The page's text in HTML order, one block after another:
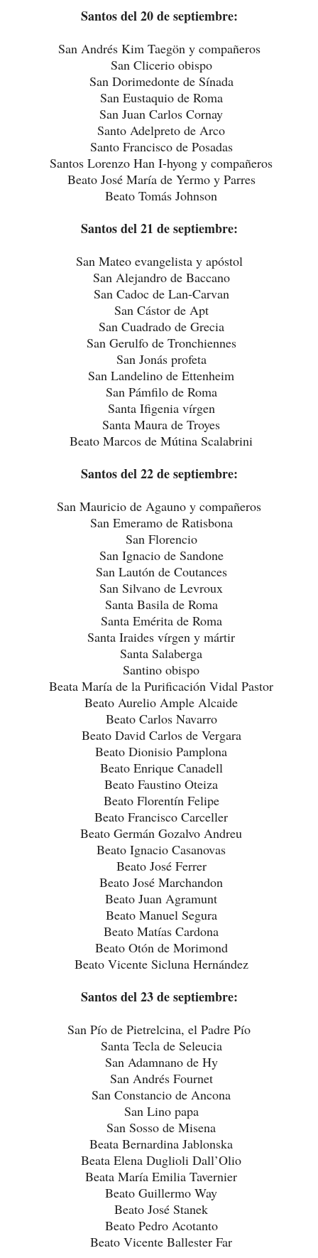
Santos del 20 de septiembre:
San Andrés Kim Taegön y compañeros
San Clicerio obispo
San Dorimedonte de Sínada
San Eustaquio de Roma
San Juan Carlos Cornay
Santo Adelpreto de Arco
Santo Francisco de Posadas
Santos Lorenzo Han I-hyong y compañeros
Beato José María de Yermo y Parres
Beato Tomás Johnson
Santos del 21 de septiembre:
San Mateo evangelista y apóstol
San Alejandro de Baccano
San Cadoc de Lan-Carvan
San Cástor de Apt
San Cuadrado de Grecia
San Gerulfo de Tronchiennes
San Jonás profeta
San Landelino de Ettenheim
San Pámfilo de Roma
Santa Ifigenia vírgen
Santa Maura de Troyes
Beato Marcos de Mútina Scalabrini
Santos del 22 de septiembre:
San Mauricio de Agauno y compañeros
San Emeramo de Ratisbona
San Florencio
San Ignacio de Sandone
San Lautón de Coutances
San Silvano de Levroux
Santa Basila de Roma
Santa Emérita de Roma
Santa Iraides vírgen y mártir
Santa Salaberga
Santino obispo
Beata María de la Purificación Vidal Pastor
Beato Aurelio Ample Alcaide
Beato Carlos Navarro
Beato David Carlos de Vergara
Beato Dionisio Pamplona
Beato Enrique Canadell
Beato Faustino Oteiza
Beato Florentín Felipe
Beato Francisco Carceller
Beato Germán Gozalvo Andreu
Beato Ignacio Casanovas
Beato José Ferrer
Beato José Marchandon
Beato Juan Agramunt
Beato Manuel Segura
Beato Matías Cardona
Beato Otón de Morimond
Beato Vicente Sicluna Hernández
Santos del 23 de septiembre:
San Pío de Pietrelcina, el Padre Pío
Santa Tecla de Seleucia
San Adamnano de Hy
San Andrés Fournet
San Constancio de Ancona
San Lino papa
San Sosso de Misena
Beata Bernardina Jablonska
Beata Elena Duglioli Dall’Olio
Beata María Emilia Tavernier
Beato Guillermo Way
Beato José Stanek
Beato Pedro Acotanto
Beato Vicente Ballester Far